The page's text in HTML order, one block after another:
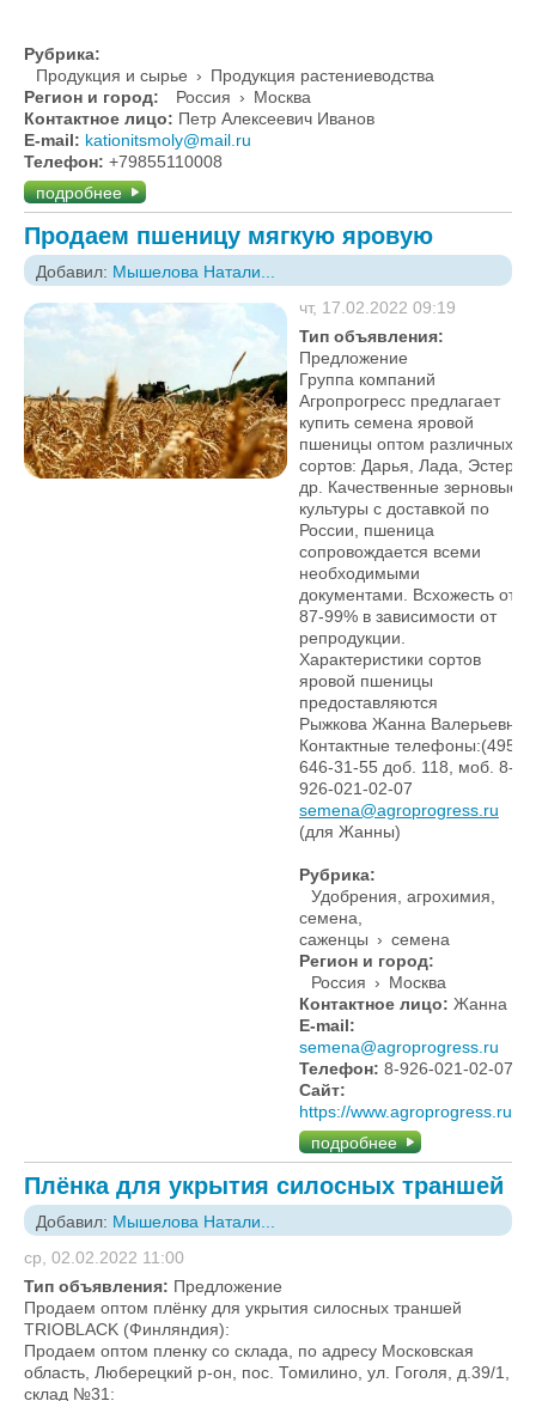
Рубрика:
Продукция и сырье › Продукция растениеводства
Регион и город:
Россия › Москва
Контактное лицо: Петр Алексеевич Иванов
E-mail: kationitsmoly@mail.ru
Телефон: +79855110008
подробнее
Продаем пшеницу мягкую яровую
Добавил: Мышелова Натали...
чт, 17.02.2022 09:19
Тип объявления:
Предложение
Группа компаний
Агропрогресс предлагает
купить семена яровой
пшеницы оптом различных
сортов: Дарья, Лада, Эстер и
др. Качественные зерновые
культуры с доставкой по
России, пшеница
сопровождается всеми
необходимыми
документами. Всхожесть от
87-99% в зависимости от
репродукции.
Характеристики сортов
яровой пшеницы
предоставляются
Рыжкова Жанна Валерьевна
Контактные телефоны:(495)
646-31-55 доб. 118, моб. 8-
926-021-02-07
semena@agroprogress.ru
(для Жанны)
Рубрика:
Удобрения, агрохимия,
семена,
саженцы › семена
Регион и город:
Россия › Москва
Контактное лицо: Жанна
E-mail:
semena@agroprogress.ru
Телефон: 8-926-021-02-07
Сайт:
https://www.agroprogress.ru/
подробнее
Плёнка для укрытия силосных траншей
Добавил: Мышелова Натали...
ср, 02.02.2022 11:00
Тип объявления: Предложение
Продаем оптом плёнку для укрытия силосных траншей
TRIOBLACK (Финляндия):
Продаем оптом пленку со склада, по адресу Московская
область, Люберецкий р-он, пос. Томилино, ул. Гоголя, д.39/1,
склад №31: